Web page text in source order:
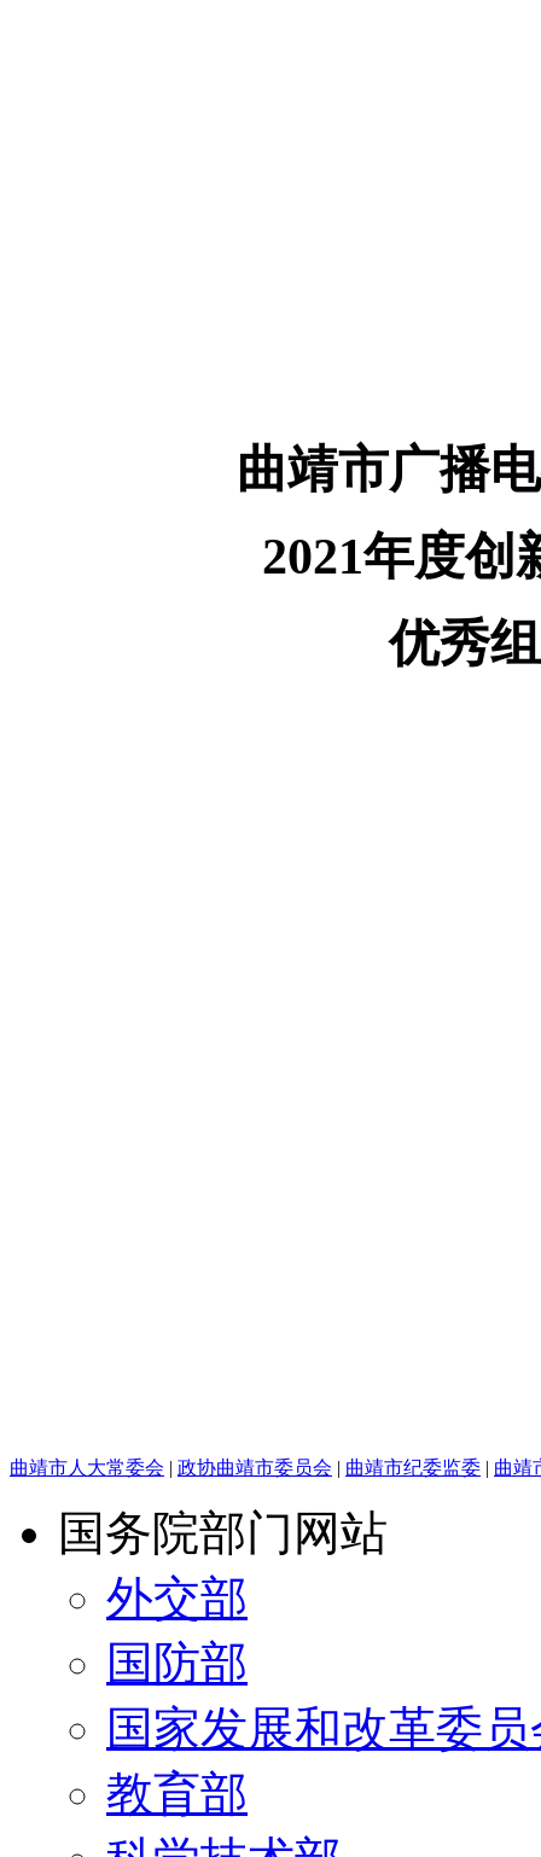
曲靖市广播
2021年度创
优秀
曲靖市人大常委会 | 政协曲靖市委员会 | 曲靖市纪委监委 | 曲靖
国务院部门网站
外交部
国防部
国家发展和改革委
教育部